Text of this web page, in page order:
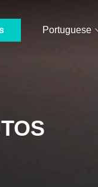
Portuguese